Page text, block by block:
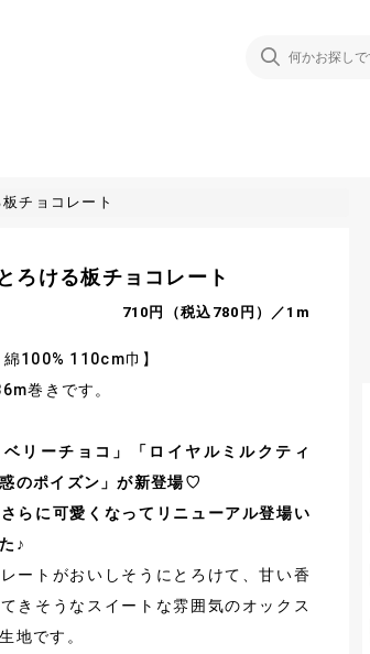
チョコレート
拡大する
ろける板チョコレート
710円（税込780円）／1m
綿100% 110cm巾】
巻きです。
ベリーチョコ」「ロイヤルミルクティ
のポイズン」が新登場♡
らに可愛くなってリニューアル登場い
♪
ートがおいしそうにとろけて、甘い香
きそうなスイートな雰囲気のオックス
地です。